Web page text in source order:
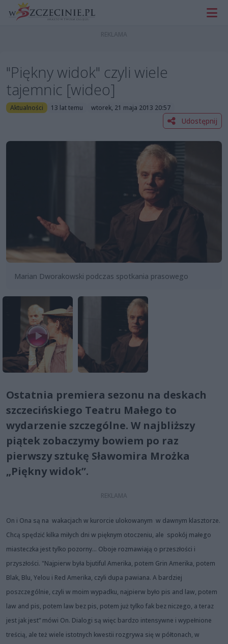
"Piękny widok" czyli wiele
tajemnic [wideo]
Aktualności 13 lat temu wtorek, 21 maja 2013 20:57
Udostępnij
Marian Dworakowski podczas spotkania prasowego
Ostatnia premiera sezonu na deskach
szczecińskiego Teatru Małego to
wydarzenie szczególne. W najbliższy
piątek zobaczymy bowiem po raz
pierwszy sztukę Sławomira Mrożka
„Piękny widok”.
On i Ona są na wakacjach w kurorcie ulokowanym w dawnym klasztorze.
Chcą spędzić kilka miłych dni w pięknym otoczeniu, ale spokój małego
miasteczka jest tylko pozorny... Oboje rozmawiają o przeszłości i
przyszłości. "Najpierw była bjutiful Amerika, potem Grin Amerika, potem
Blak, Blu, Yelou i Red Amerika, czyli dupa pawiana. A bardziej
poszczególnie, czyli w moim wypadku, najpierw było pis and law, potem
law and pis, potem law bez pis, potem już tylko fak bez niczego, a teraz
jest jak jest” mówi On. Dialogi są więc bardzo intensywne i wypełnione
treścią, ale też wiele istotnych kwestii rozgrywa się w półtonach, w